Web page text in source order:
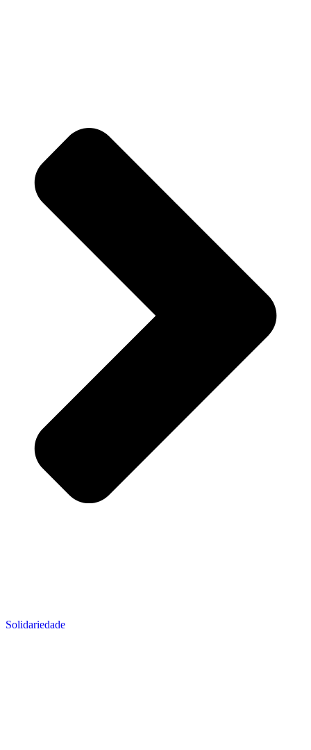
Solidariedade